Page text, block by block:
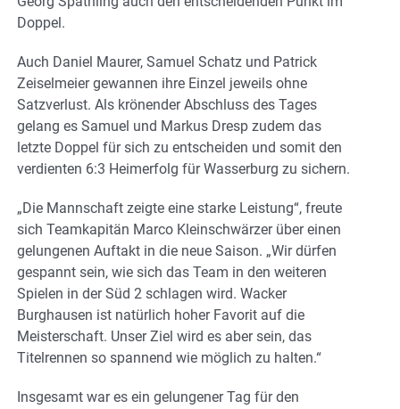
Doppel.
Auch Daniel Maurer, Samuel Schatz und Patrick
Zeiselmeier gewannen ihre Einzel jeweils ohne
Satzverlust. Als krönender Abschluss des Tages
gelang es Samuel und Markus Dresp zudem das
letzte Doppel für sich zu entscheiden und somit den
verdienten 6:3 Heimerfolg für Wasserburg zu sichern.
„Die Mannschaft zeigte eine starke Leistung“, freute
sich Teamkapitän Marco Kleinschwärzer über einen
gelungenen Auftakt in die neue Saison. „Wir dürfen
gespannt sein, wie sich das Team in den weiteren
Spielen in der Süd 2 schlagen wird. Wacker
Burghausen ist natürlich hoher Favorit auf die
Meisterschaft. Unser Ziel wird es aber sein, das
Titelrennen so spannend wie möglich zu halten.“
Insgesamt war es ein gelungener Tag für den